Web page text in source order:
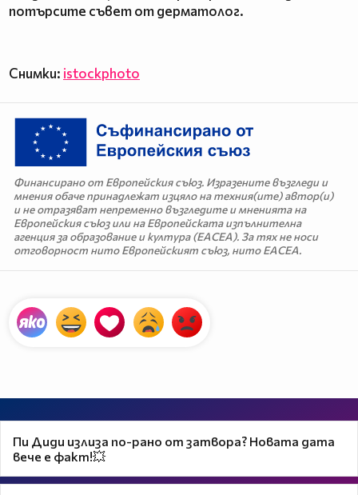
потърсите съвет от дерматолог.
Снимки: istockphoto
Финансирано от Европейския съюз. Изразените възгледи и
мнения обаче принадлежат изцяло на техния(ите) автор(и)
и не отразяват непременно възгледите и мненията на
Европейския съюз или на Европейската изпълнителна
агенция за образование и култура (EACEA). За тях не носи
отговорност нито Европейският съюз, нито EACEA.
Пи Диди излиза по-рано от затвора? Новата дата
вече е факт!💥